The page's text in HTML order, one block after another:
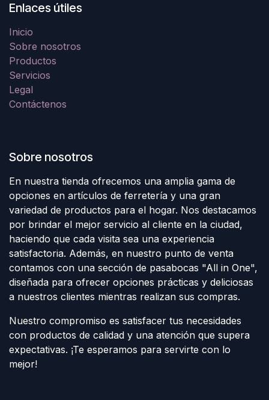
Enlaces útiles
Inicio
Sobre nosotros
Productos
Servicios
Legal
Contáctenos
Sobre nosotros
En nuestra tienda ofrecemos una amplia gama de
opciones en artículos de ferretería y una gran
variedad de productos para el hogar. Nos destacamos
por brindar el mejor servicio al cliente en la ciudad,
haciendo que cada visita sea una experiencia
satisfactoria. Además, en nuestro punto de venta
contamos con una sección de pasabocas "All in One",
diseñada para ofrecer opciones prácticas y deliciosas
a nuestros clientes mientras realizan sus compras.
Nuestro compromiso es satisfacer tus necesidades
con productos de calidad y una atención que supera
expectativas. ¡Te esperamos para servirte con lo
mejor!